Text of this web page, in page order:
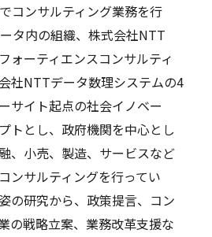
コンサルティング業務を行
タ内の組織、株式会社NTT
ォーティエンスコンサルティ
社NTTデータ数理システムの4
サイト起点の社会イノベー
トとし、政府機関を中心とし
、小売、製造、サービスなど
ンサルティングを行ってい
の研究から、政策提言、コン
の戦略立案、業務改革支援な